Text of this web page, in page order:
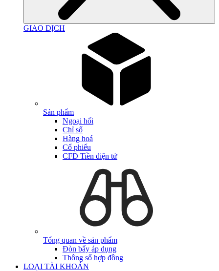
GIAO DỊCH
Sản phẩm
Ngoại hối
Chỉ số
Hàng hoá
Cổ phiếu
CFD Tiền điện tử
Tổng quan về sản phẩm
Đòn bẩy áp dụng
Thông số hợp đồng
LOẠI TÀI KHOẢN